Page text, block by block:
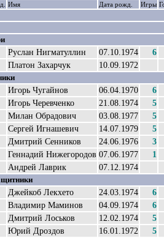
Имя Дата рожд. Игры
Руслан Нигматуллин 07.10.1974 6
Платон Захарчук 10.09.1972
Игорь Чугайнов 06.04.1970 6
Игорь Черевченко 21.08.1974 5
Милан Обрадович 03.08.1977 5
Сергей Игнашевич 14.07.1979 5
Дмитрий Сенников 24.06.1976 3
Геннадий Нижегородов 07.06.1977 1
Андрей Лаврик 07.12.1974
Джейкоб Лекхето 24.03.1974 6
Владимир Маминов 04.09.1974 6
Дмитрий Лоськов 12.02.1974 5
Юрий Дроздов 16.01.1972 5